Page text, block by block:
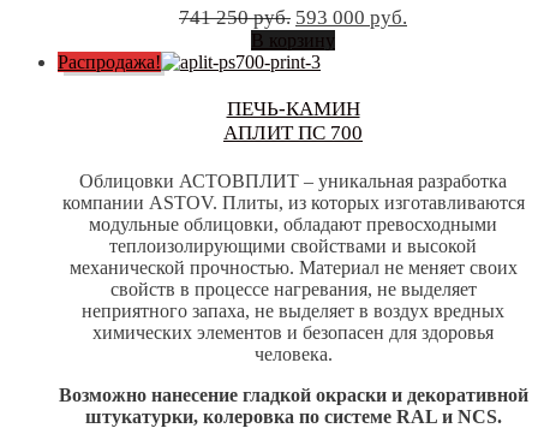
741 250руб. Первоначальная
цена
составляла
741
250 руб..
593 000 руб.
цена:
В корзину
Распродажа!
ПЕЧЬ-КАМИН
АПЛИТ ПС 700
Облицовки АСТОВПЛИТ – уникальная разработка
компании ASTOV. Плиты, из которых изготавливаются
модульные облицовки, обладают превосходными
теплоизолирующими свойствами и высокой
механической прочностью. Материал не меняет своих
свойств в процессе нагревания, не выделяет
неприятного запаха, не выделяет в воздух вредных
химических элементов и безопасен для здоровья
человека.
Возможно нанесение гладкой окраски и декоративной
штукатурки, колеровка по системе RAL и NCS.